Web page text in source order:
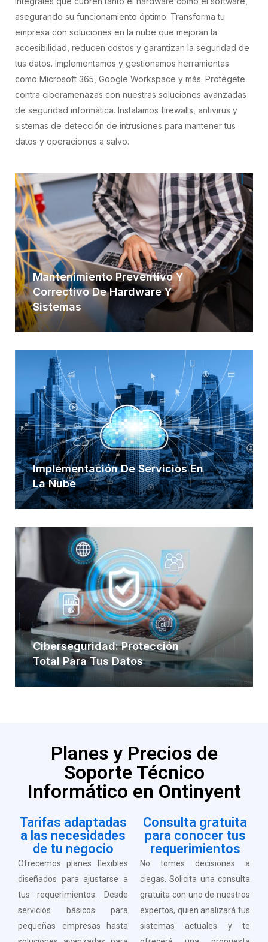
asegurando su funcionamiento óptimo. Transforma tu
empresa con soluciones en la nube que mejoran la
accesibilidad, reducen costos y garantizan la seguridad de
tus datos. Implementamos y gestionamos herramientas
como Microsoft 365, Google Workspace y más. Protégete
contra ciberamenazas con nuestras soluciones avanzadas
de seguridad informática. Instalamos firewalls, antivirus y
sistemas de detección de intrusiones para mantener tus
datos y operaciones a salvo.
Mantenimiento Preventivo Y
Correctivo De Hardware Y
Sistemas
Implementación De Servicios En
La Nube
Ciberseguridad: Protección
Total Para Tus Datos
Planes y Precios de
Soporte Técnico
Informático en Ontinyent
Tarifas adaptadas
a las necesidades
de tu negocio
Ofrecemos planes flexibles
diseñados para ajustarse a
tus requerimientos. Desde
servicios básicos para
pequeñas empresas hasta
Consulta gratuita
para conocer tus
requerimientos
No tomes decisiones a
ciegas. Solicita una consulta
gratuita con uno de nuestros
expertos, quien analizará tus
sistemas actuales y te